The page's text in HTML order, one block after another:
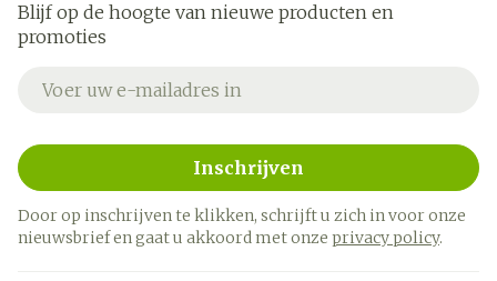
Blijf op de hoogte van nieuwe producten en
promoties
Inschrijven
Door op inschrijven te klikken, schrijft u zich in voor onze
nieuwsbrief en gaat u akkoord met onze privacy policy.